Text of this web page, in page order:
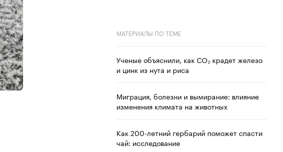
МАТЕРИАЛЫ ПО ТЕМЕ
Ученые объяснили, как CO₂ крадет железо
и цинк из нута и риса
Миграция, болезни и вымирание: влияние
изменения климата на животных
Как 200-летний гербарий поможет спасти
чай: исследование